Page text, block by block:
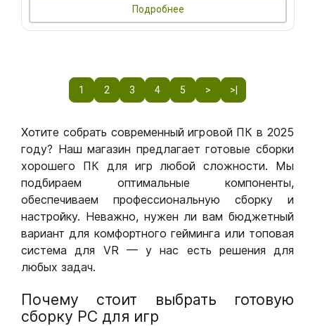
Подробнее
1 2 3 4 5 > >|
Хотите собрать современный игровой ПК в 2025
году? Наш магазин предлагает готовые сборки
хорошего ПК для игр любой сложности. Мы
подбираем оптимальные компоненты,
обеспечиваем профессиональную сборку и
настройку. Неважно, нужен ли вам бюджетный
вариант для комфортного гейминга или топовая
система для VR — у нас есть решения для
любых задач.
Почему стоит выбрать готовую
сборку РС для игр